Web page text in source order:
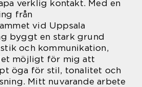
verklig kontakt. Med en
från
vid Uppsala
byggt en stark grund
och kommunikation,
möjligt för mig att
öga för stil, tonalitet och
Mitt nuvarande arbete